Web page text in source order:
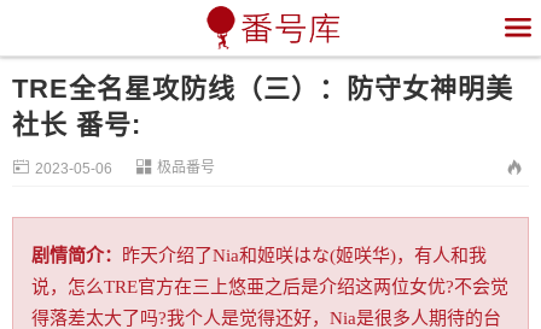

TRE全名星攻防线（三）：防守女神明美
社长 番号:
 2023-05-06  极品番号 
剧情简介：
昨天介绍了Nia和姬咲はな(姬咲华)，有人和我
说，怎么TRE官方在三上悠亜之后是介绍这两位女优?不会觉
得落差太大了吗?我个人是觉得还好，Nia是很多人期待的台